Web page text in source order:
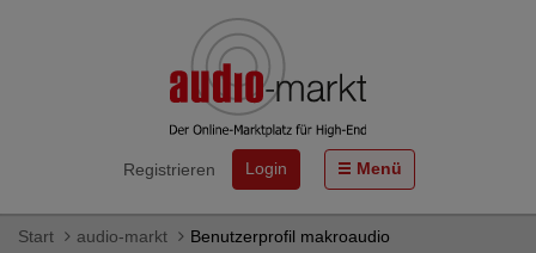
Registrieren Login Menü
Start audio-markt Benutzerprofil makroaudio